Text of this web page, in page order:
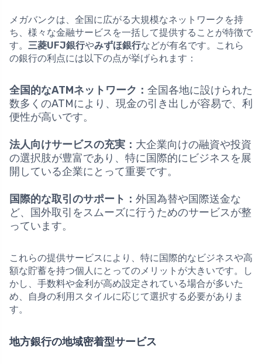
メガバンクは、全国に広がる大規模なネットワークを持
ち、様々な金融サービスを一括して提供することが特徴で
す。 三菱UFJ銀行やみずほ銀行などが有名です。これら
の銀行の利点には以下の点が挙げられます：
全国的なATMネットワーク： 全国各地に設けられた
数多くのATMにより、現金の引き出しが容易で、利
便性が高いです。
法人向けサービスの充実： 大企業向けの融資や投資
の選択肢が豊富であり、特に国際的にビジネスを展
開している企業にとって重要です。
国際的な取引のサポート： 外国為替や国際送金な
ど、国外取引をスムーズに行うためのサービスが整
っています。
これらの提供サービスにより、特に国際的なビジネスや高
額な貯蓄を持つ個人にとってのメリットが大きいです。し
かし、手数料や金利が高め設定されている場合が多いた
め、自身の利用スタイルに応じて選択する必要がありま
す。
地方銀行の地域密着型サービス